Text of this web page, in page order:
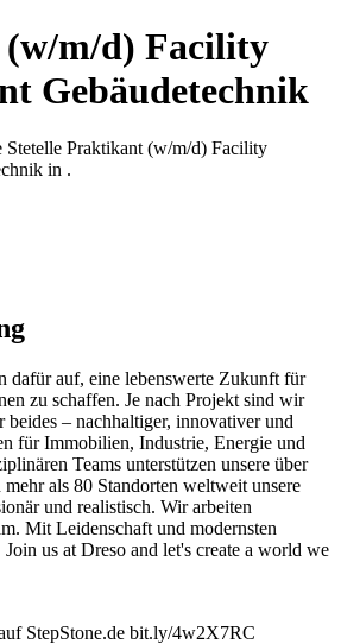
m/d) Facility
Gebäudetechnik
Praktikant (w/m/d) Facility
in .
dafür auf, eine lebenswerte Zukunft für
zu schaffen. Je nach Projekt sind wir
beides – nachhaltiger, innovativer und
für Immobilien, Industrie, Energie und
Teams unterstützen unsere über
als 80 Standorten weltweit unsere
und realistisch. Wir arbeiten
Mit Leidenschaft und modernsten
us at Dreso and let's create a world we
StepStone.de bit.ly/4w2X7RC